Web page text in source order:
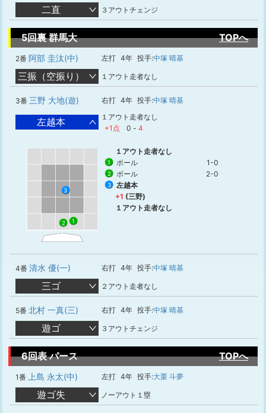
二直 ３アウトチェンジ
5回裏 群馬大 TOPへ
2番 阿部 圭汰(中) 左打 4年 投手:中塚 晴基
三振（空振り） １アウト走者なし
3番 三野 大地(遊) 右打 4年 投手:中塚 晴基
左越本
１アウト走者なし
+1点
0 - 4
1
2
3
１アウト走者なし
1 ボール 1-0
2 ボール 2-0
3
左越本
+1 (三野)
１アウト走者なし
4番 清水 優(一) 右打 4年 投手:中塚 晴基
三ゴ ２アウト走者なし
5番 北村 一真(三) 右打 4年 投手:中塚 晴基
遊ゴ ３アウトチェンジ
6回表 パース TOPへ
1番 上島 永太(中) 左打 4年 投手:大栗 斗夢
遊ゴ失 ノーアウト１塁